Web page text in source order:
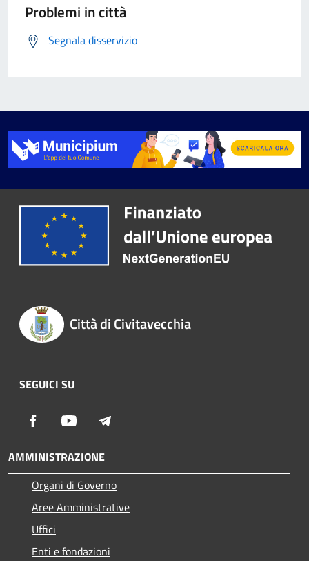
Problemi in città
Segnala disservizio
Città di Civitavecchia
SEGUICI SU
Facebook Youtube
AMMINISTRAZIONE
Organi di Governo
Aree Amministrative
Uffici
Enti e fondazioni